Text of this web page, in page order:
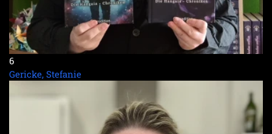
6
Gericke, Stefanie